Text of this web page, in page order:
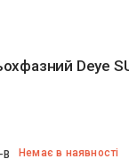
Deye
B Немає в наявності